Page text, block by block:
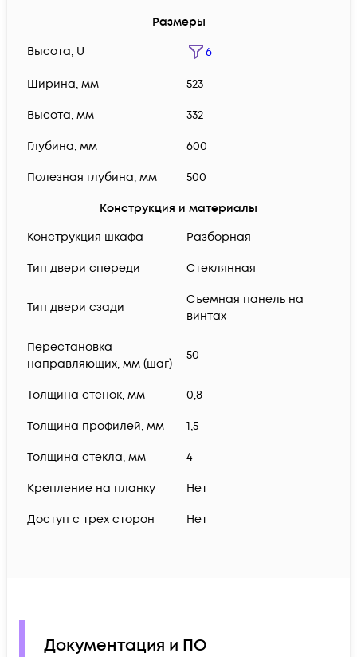
Размеры
Высота, U
6
Ширина, мм 523
Высота, мм 332
Глубина, мм 600
Полезная глубина, мм 500
Конструкция и материалы
Конструкция шкафа
Разборная
Тип двери спереди Стеклянная
Тип двери сзади
Cъемная панель на
винтах
Перестановка
направляющих, мм (шаг)
50
Толщина стенок, мм 0,8
Толщина профилей, мм 1,5
Толщина стекла, мм 4
Крепление на планку Нет
Доступ с трех сторон Нет
Документация и ПО